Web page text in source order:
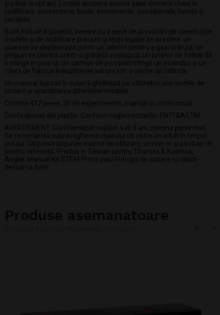
și până la opt ani. Lecțiile acoperă aceste șase domenii cheie în
codificare: secvențiere, bucle, evenimente, condiționale, funcții și
variabile.
Sunt incluse 6 povești, fiecare cu o serie de provocări de construcție
modele și de codificare precum și lecții legate de acestea: un
șoarece se deplasează printr-un labirint pentru a găsi brânză; un
pinguin se plimbă printr-o grădină zoologică; un jucător de fotbal dă
o minge în poartă; un camion de pompieri stinge un incendiu; și un
robot de fabrică îndeplinește sarcini într-o secție de fabrică.
Un manual ilustrat în culori îi ghidează pe utilizatori prin lecțiile de
codare și asamblarea diferitelor modele.
Conține 417 piese, 30 de experimente, manual cu instrucțiuni.
Confecționat din plastic. Conform reglementarilor EN71&ASTM.
AVERTISMENT: Contraindicat copiilor sub 3 ani, conține piese mici.
Se recomandă supravegherea copilului de către un adult în timpul
jocului. Citiți instrucțiunile înainte de utilizare, urmați-le și păstrați-le
pentru referință. Produs in Taiwan pentru Thames & Kosmos,
Anglia. Manual Kit STEM Primii pasi Principii de codare si roboti -
descarca fisier